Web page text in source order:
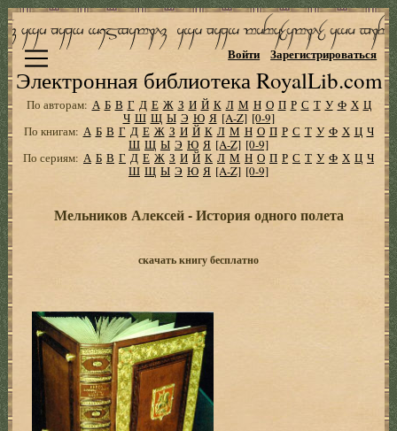
Электронная библиотека RoyalLib.com
Войти Зарегистрироваться
По авторам: А Б В Г Д Е Ж З И Й К Л М Н О П Р С Т У Ф Х Ц
Ч Ш Щ Ы Э Ю Я [A-Z] [0-9]
По книгам: А Б В Г Д Е Ж З И Й К Л М Н О П Р С Т У Ф Х Ц Ч
Ш Щ Ы Э Ю Я [A-Z] [0-9]
По сериям: А Б В Г Д Е Ж З И Й К Л М Н О П Р С Т У Ф Х Ц Ч
Ш Щ Ы Э Ю Я [A-Z] [0-9]
Мельников Алексей - История одного полета
скачать книгу бесплатно